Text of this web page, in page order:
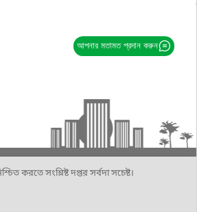
আপনার মতামত প্রদান করুন
করতে সংশ্লিষ্ট দপ্তর সর্বদা সচেষ্ট।